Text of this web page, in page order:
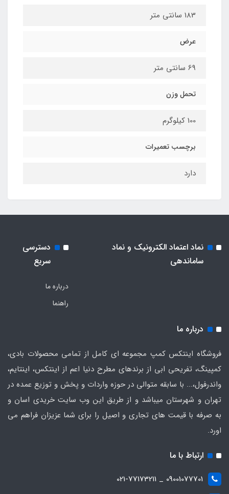
183 سانتی متر
عرض
69 سانتی متر
تحمل وزن
100 کیلوگرم
برچسب تعمیرات
دارد
نماد اعتماد الکترونیک و نماد
ساماندهی
دسترسی
سریع
درباره ما
راهنما
درباره ما
فروشگاه اینتکس کمپ مجموعه ای کامل از تمامی محصولات بادی،
کمپینگ، تفریحی ابی از برندهای مطرح دنیا اعم از اینتکس، اینتایم،
واندرفول،... با سابقه متوالی در حوزه واردات و پخش و توزیع عمده در
تهران و شهرستان میباشد و از طریق این وب سایت خریدی اسان و
به صرفه با قیمت های تجاری و اصیل را برای شما عزیزان فراهم می
اورد.
ارتباط با ما
09001077701 _ 021-77173211